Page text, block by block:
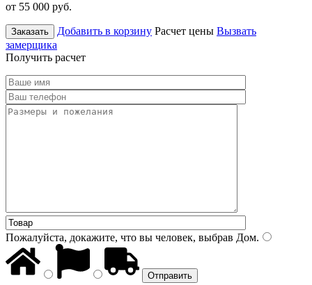
от 55 000 руб.
Заказать Добавить в корзину Расчет цены Вызвать
замерщика
Получить расчет
Пожалуйста, докажите, что вы человек, выбрав Дом.